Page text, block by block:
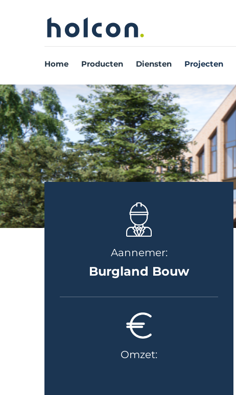
Home Producten Diensten Projecten
Aannemer:
Burgland Bouw
Omzet: